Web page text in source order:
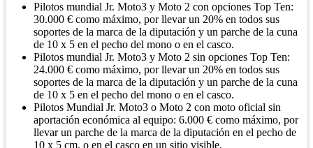
Pilotos mundial Jr. Moto3 y Moto 2 con opciones Top Ten:
30.000 € como máximo, por llevar un 20% en todos sus
soportes de la marca de la diputación y un parche de la cuna
de 10 x 5 en el pecho del mono o en el casco.
Pilotos mundial Jr. Moto3 y Moto 2 sin opciones Top Ten:
24.000 € como máximo, por llevar un 20% en todos sus
soportes de la marca de la diputación y un parche de la cuna
de 10 x 5 en el pecho del mono o en el casco.
Pilotos Mundial Jr. Moto3 o Moto 2 con moto oficial sin
aportación económica al equipo: 6.000 € como máximo, por
llevar un parche de la marca de la diputación en el pecho de
10 x 5 cm, o en el casco en un sitio visible.